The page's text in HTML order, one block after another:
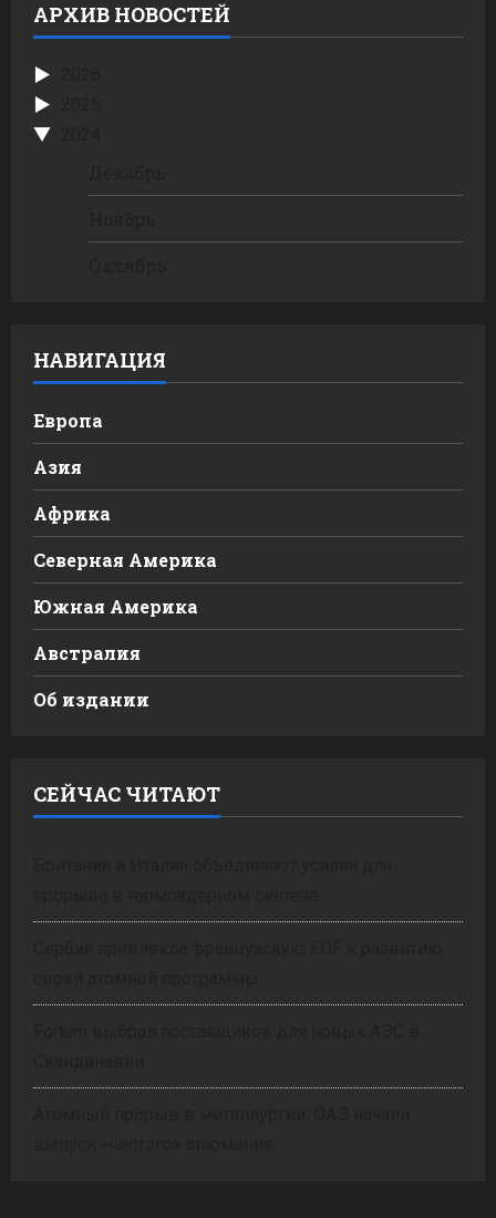
АРХИВ НОВОСТЕЙ
НАВИГАЦИЯ
Европа
Азия
Африка
Северная Америка
Южная Америка
Австралия
Об издании
СЕЙЧАС ЧИТАЮТ